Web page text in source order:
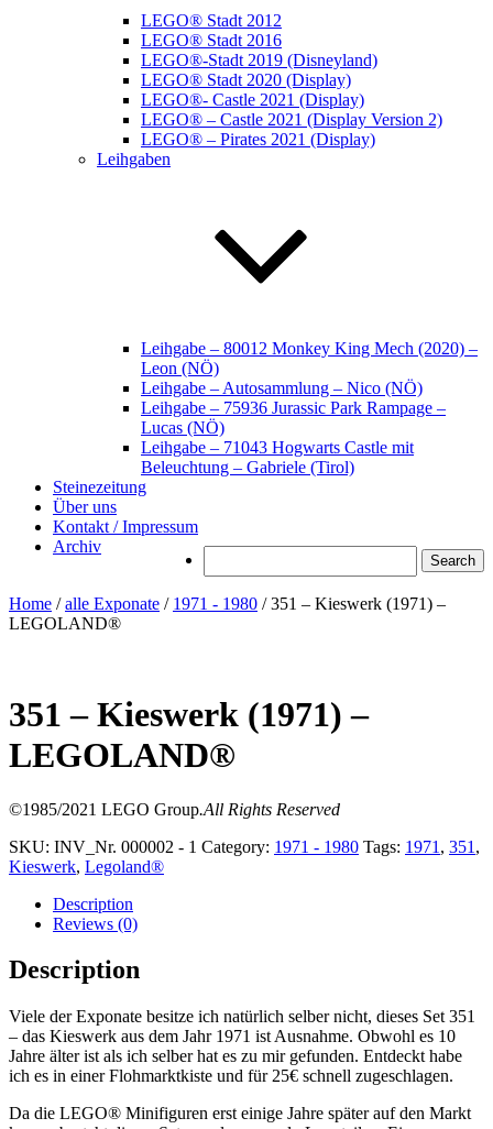
LEGO® Stadt 2012
LEGO® Stadt 2016
LEGO®-Stadt 2019 (Disneyland)
LEGO® Stadt 2020 (Display)
LEGO®- Castle 2021 (Display)
LEGO® – Castle 2021 (Display Version 2)
LEGO® – Pirates 2021 (Display)
Leihgaben
Leihgabe – 80012 Monkey King Mech (2020) –
Leon (NÖ)
Leihgabe – Autosammlung – Nico (NÖ)
Leihgabe – 75936 Jurassic Park Rampage –
Lucas (NÖ)
Leihgabe – 71043 Hogwarts Castle mit
Beleuchtung – Gabriele (Tirol)
Steinezeitung
Über uns
Kontakt / Impressum
Archiv
Home /alle Exponate / 1971 - 1980 / 351 – Kieswerk (1971) –
LEGOLAND®
351 – Kieswerk (1971) –
LEGOLAND®
©1985/2021 LEGO Group.All Rights Reserved
SKU: INV_Nr. 000002 - 1 Category: 1971 - 1980 Tags: 1971 , 351 ,
Kieswerk, Legoland®
Description
Reviews (0)
Description
Viele der Exponate besitze ich natürlich selber nicht, dieses Set 351
– das Kieswerk aus dem Jahr 1971 ist Ausnahme. Obwohl es 10
Jahre älter ist als ich selber hat es zu mir gefunden. Entdeckt habe
ich es in einer Flohmarktkiste und für 25€ schnell zugeschlagen.
Da die LEGO® Minifiguren erst einige Jahre später auf den Markt